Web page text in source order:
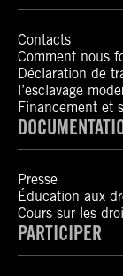
Contacts
Comment nous
Déclaration de
l’esclavage
Financement et
Presse
Éducation aux
Cours sur les
PARTICIPER